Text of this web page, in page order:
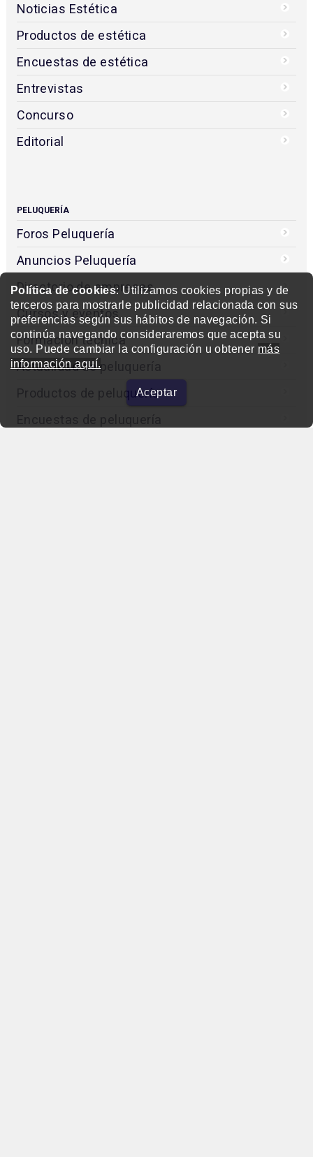
Política de cookies: Utilizamos cookies propias y de
terceros para mostrarle publicidad relacionada con sus
preferencias según sus hábitos de navegación. Si
continúa navegando consideraremos que acepta su
uso. Puede cambiar la configuración u obtener más
información aquí.
Aceptar
Noticias Estética
Productos de estética
Encuestas de estética
Entrevistas
Concurso
Editorial
PELUQUERÍA
Foros Peluquería
Anuncios Peluquería
Directorio de empresas
Cursos y eventos
Formación técnica
Actualidad de peluquería
Productos de peluquería
Encuestas de peluquería